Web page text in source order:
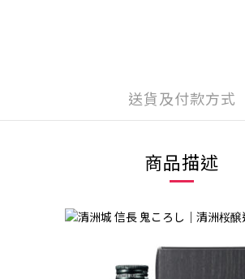
送貨及付款方式
商品描述